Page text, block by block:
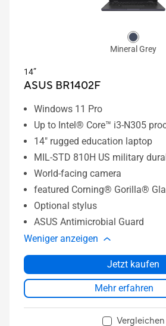
Mineral Grey
14”
ASUS BR1402F
Windows 11 Pro
Up to Intel® Core™ i3-N305
14" rugged education laptop
MIL-STD 810H US military
World-facing camera
featured Corning® Gorilla®
Optional stylus
ASUS Antimicrobial Guard
Weniger anzeigen
Jetzt kaufen
Mehr erfahren
Vergleichen